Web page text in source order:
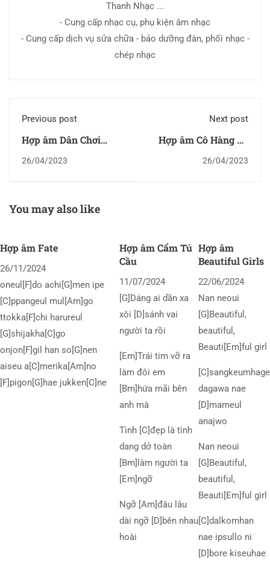
Thanh Nhạc ...
- Cung cấp nhạc cụ, phụ kiện âm nhạc
- Cung cấp dịch vụ sửa chữa - bảo dưỡng đàn, phối nhạc -
chép nhạc
Previous post
Hợp âm Dân Chơi
26/04/2023
Next post
Hợp âm Cô Hàng Cà
26/04/2023
You may also like
Hợp âm Fate
26/11/2024
oneul[F]do achi[G]men ipe
[C]ppangeul mul[Am]go
ttokka[F]chi harureul
[G]shijakha[C]go
onjon[F]gil han so[G]nen
aiseu a[C]merika[Am]no
[F]pigon[G]hae jukken[C]ne
Hợp âm Cẩm Tú
Cầu
11/07/2024
[G]Dáng ai dần xa
xôi [D]sánh vai
người ta rồi
[Em]Trái tim vỡ ra
làm đôi em
[Bm]hứa mãi bên
anh mà
Tình [C]đẹp là tình
dang dở toàn
[Bm]làm người ta
[Em]ngỡ
Ngỡ [Am]đâu lâu
dài ngỡ [D]bên nhau
hoài
Hợp âm
Beautiful Girls
22/06/2024
Nan neoui
[G]Beautiful,
beautiful,
Beauti[Em]ful girl
[C]sangkeumhage
dagawa nae
[D]mameul
anajwo
Nan neoui
[G]Beautiful,
beautiful,
Beauti[Em]ful girl
[C]dalkomhan
nae ipsullo ni
[D]bore kiseuhae